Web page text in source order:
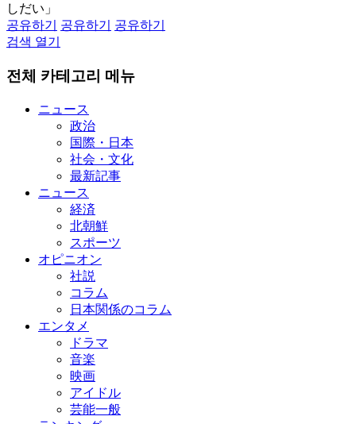
しだい」
공유하기
공유하기
공유하기
검색 열기
전체 카테고리 메뉴
ニュース
政治
国際・日本
社会・文化
最新記事
ニュース
経済
北朝鮮
スポーツ
オピニオン
社説
コラム
日本関係のコラム
エンタメ
ドラマ
音楽
映画
アイドル
芸能一般